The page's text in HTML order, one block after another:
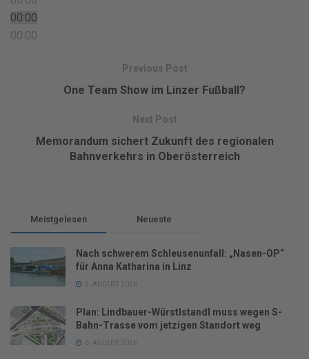
00:00
00:00
Previous Post
One Team Show im Linzer Fußball?
Next Post
Memorandum sichert Zukunft des regionalen
Bahnverkehrs in Oberösterreich
Meistgelesen Neueste
Nach schwerem Schleusenunfall: „Nasen-OP“
für Anna Katharina in Linz
3. AUGUST 2026
Plan: Lindbauer-Würstlstandl muss wegen S-
Bahn-Trasse vom jetzigen Standort weg
6. AUGUST 2026